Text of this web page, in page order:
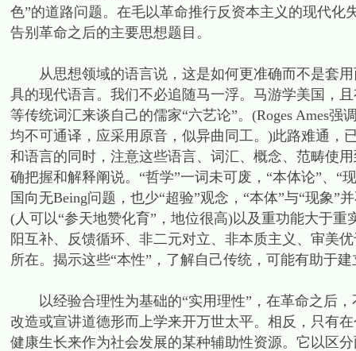
色”的道路问题。在毛以革命推行反资本主义的现代
告别革命之后的主要思想题目。
从思想领域的语言说，这是如何更准确而不是套用
具的现代语言。我们不必追随马一浮。马游学美国，
等传统词汇来谈自己的儒家“六艺论”。(Roges Ames强
均不可通译，应采用原音，似异曲同工。)此路难通，
和语言的同时，注意这些语言、词汇、概念、范畴使
确把握和解释阐说。“哲学”一词未可废，“本体论”、“
国向无Being问题，也少“超验”观念，“本体”与“现象
(人可以“参天地赞化育”，地位很高)以及重功能大于
阳互补、反馈循环、非二元对立、非本质主义、审美
所在。揭示这些“本性”，了解自己传统，可能有助于
以经验合理性为基础的“实用理性”，在革命之后，
改造或宣讲道德形而上学来开万世太平。相反，只有
健康生长来作为社会发展的某种辅助性资源。它以区